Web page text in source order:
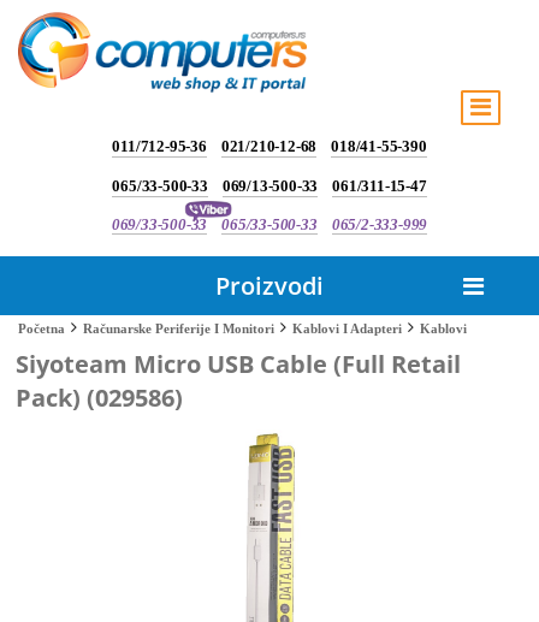
011/712-95-36 021/210-12-68 018/41-55-390
065/33-500-33 069/13-500-33 061/311-15-47
069/33-500-33 065/33-500-33 065/2-333-999
Proizvodi
Početna Računarske Periferije I Monitori Kablovi I Adapteri Kablovi
Siyoteam Micro USB Cable (Full Retail
Pack) (029586)